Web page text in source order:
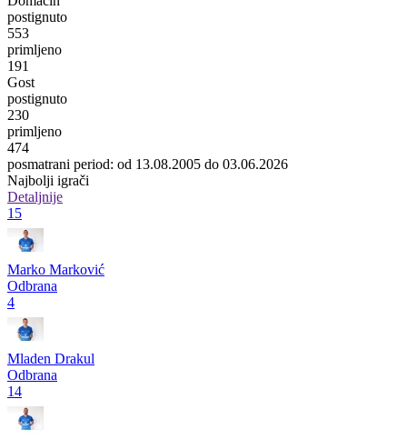
postignuto
553
primljeno
191
Gost
postignuto
230
primljeno
474
posmatrani period: od 13.08.2005 do 03.06.2026
Najbolji igrači
Detaljnije
15
Marko Marković
Odbrana
4
Mladen Drakul
Odbrana
14